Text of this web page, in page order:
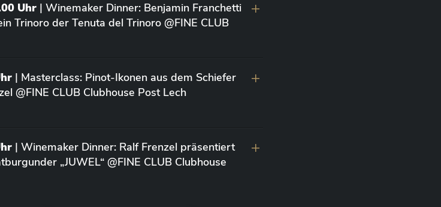
Uhr | Winemaker Dinner: Benjamin Franchetti
Trinoro der Tenuta del Trinoro @FINE CLUB
| Masterclass: Pinot-Ikonen aus dem Schiefer
@FINE CLUB Clubhouse Post Lech
| Winemaker Dinner: Ralf Frenzel präsentiert
„JUWEL“ @FINE CLUB Clubhouse